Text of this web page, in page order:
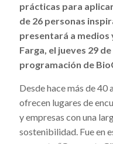
prácticas para
de 26 personas
presentará a medios
Farga, el jueves 29
programación de
Desde hace más de 40
ofrecen lugares de
y empresas con una
sostenibilidad. Fue en